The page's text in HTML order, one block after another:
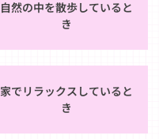
自然の中を散歩していると
き
家でリラックスしていると
き